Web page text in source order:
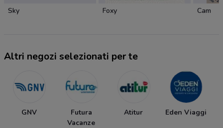
Sky Foxy Cam
Altri negozi selezionati per te
GNV
Futura
Vacanze
Atitur Eden Viaggi